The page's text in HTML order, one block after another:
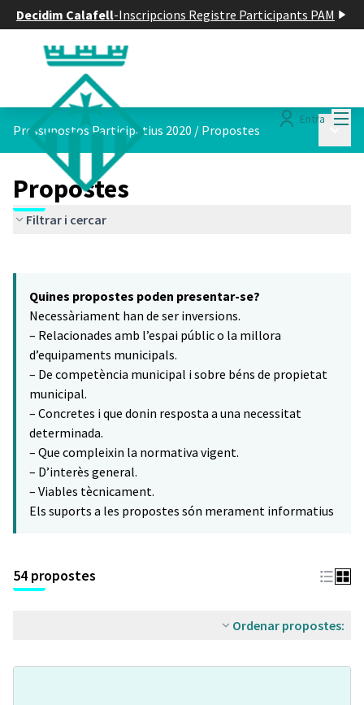
Decidim Calafell-Inscripcions Registre Participants PAM
Entra
Pressupostos Participatius 2020 / Propostes
Propostes
Filtrar i cercar
−
Quines propostes poden presentar-se?
Necessàriament han de ser inversions.
– Relacionades amb l’espai públic o la millora
d’equipaments municipals.
– De competència municipal i sobre béns de propietat
municipal.
– Concretes i que donin resposta a una necessitat
determinada.
– Que compleixin la normativa vigent.
– D’interès general.
– Viables tècnicament.
Els suports a les propostes són merament informatius
54 propostes
Ordenar propostes: